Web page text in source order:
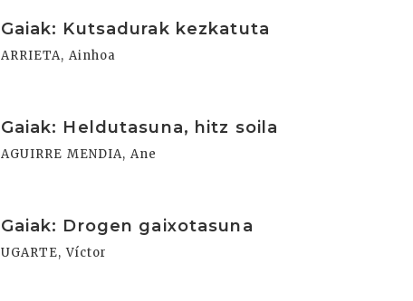
Gaiak: Kutsadurak kezkatuta
ARRIETA, Ainhoa
Gaiak: Heldutasuna, hitz soila
AGUIRRE MENDIA, Ane
Gaiak: Drogen gaixotasuna
UGARTE, Víctor